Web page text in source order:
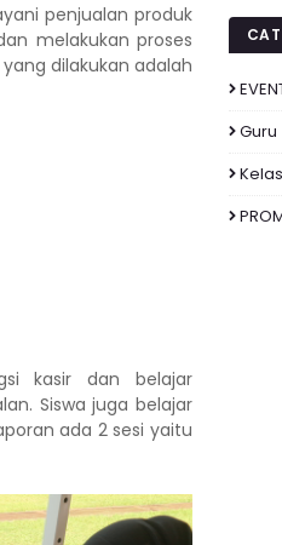
penjualan produk
melakukan proses
dilakukan adalah
kasir dan belajar
Siswa juga belajar
ada 2 sesi yaitu
Guru